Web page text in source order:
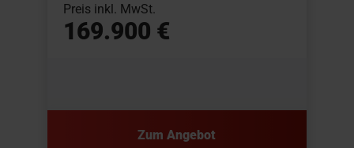
Preis inkl. MwSt.
169.900 €
Zum Angebot